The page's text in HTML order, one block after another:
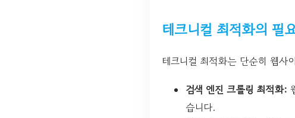
테크니컬 최적화의 필
테크니컬 최적화는 단순히 웹사
검색 엔진 크롤링 최적화:
습니다.